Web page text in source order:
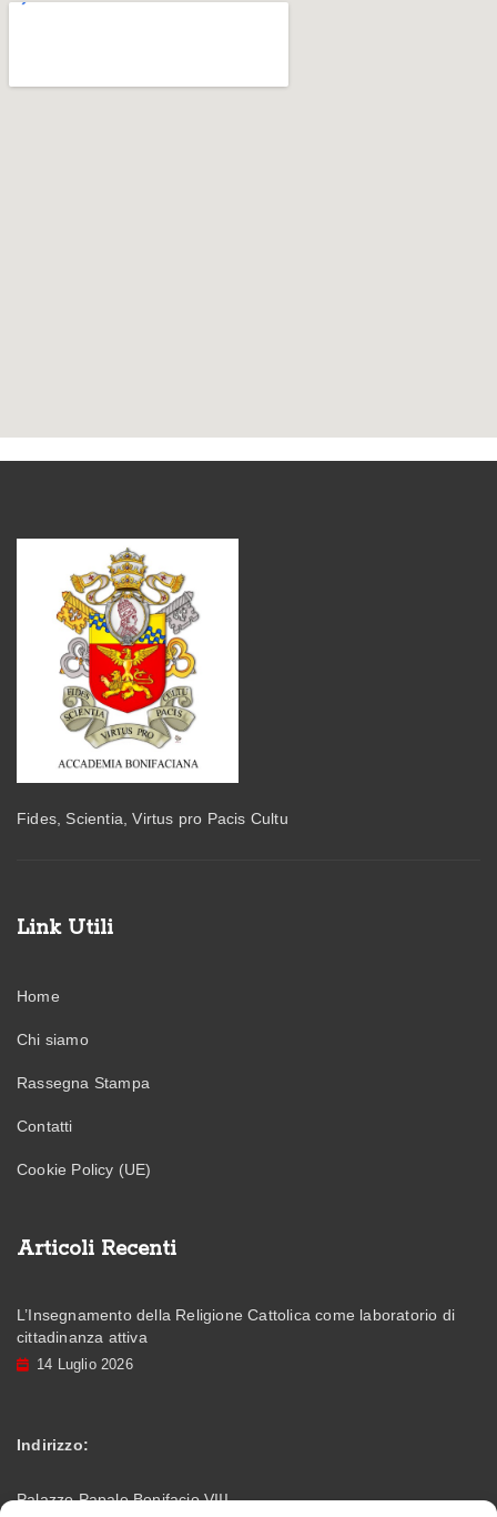
Fides, Scientia, Virtus pro Pacis Cultu
Link Utili
Home
Chi siamo
Rassegna Stampa
Contatti
Cookie Policy (UE)
Articoli Recenti
L’Insegnamento della Religione Cattolica come laboratorio di
cittadinanza attiva
14 Luglio 2026
Indirizzo:
Palazzo Papale Bonifacio VIII